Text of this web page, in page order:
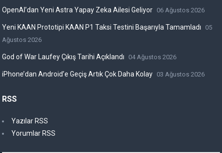
OpenAI’dan Yeni Astra Yapay Zeka Ailesi Geliyor 06 Ağustos 2026
Yeni KAAN Prototipi KAAN P1 Taksi Testini Başarıyla Tamamladı
05
Ağustos 2026
God of War Laufey Çıkış Tarihi Açıklandı 04 Ağustos 2026
iPhone’dan Android’e Geçiş Artık Çok Daha Kolay 03 Ağustos 2026
RSS
Yazılar RSS
Yorumlar RSS